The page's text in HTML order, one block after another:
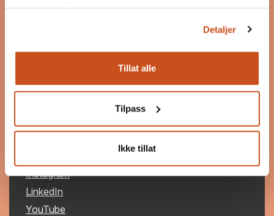
Detaljer
Tillat alle
Tilpass
Ikke tillat
Postadresse
post@byggogbevar.no
Org.nr: 983 060 463
Følg oss
Instagram
LinkedIn
YouTube